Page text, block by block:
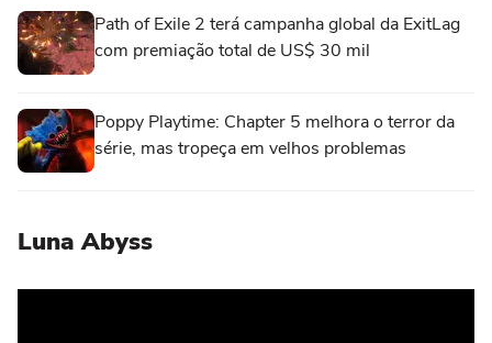
Path of Exile 2 terá campanha global da ExitLag
com premiação total de US$ 30 mil
Poppy Playtime: Chapter 5 melhora o terror da
série, mas tropeça em velhos problemas
Luna Abyss